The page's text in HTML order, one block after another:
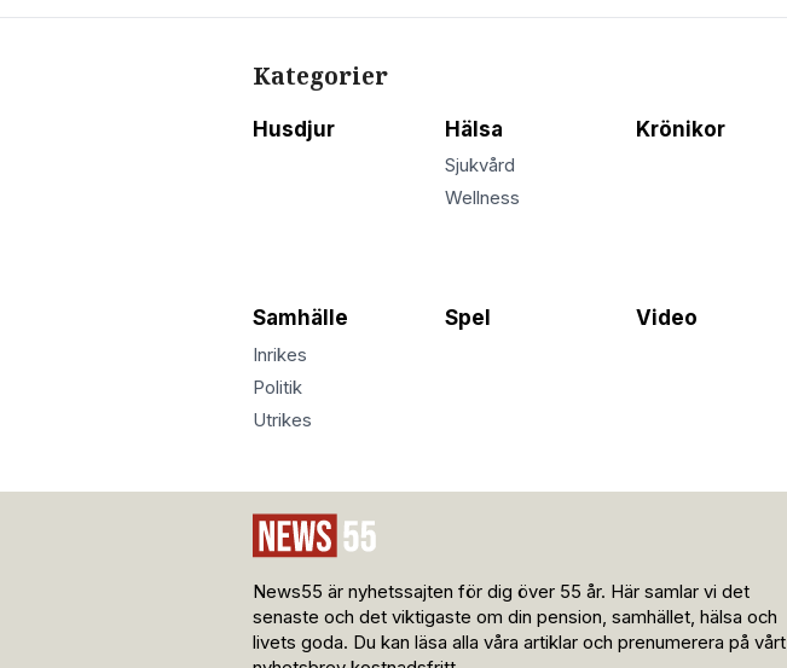
Kategorier
Husdjur Hälsa
Sjukvård
Wellness
Krönikor
Samhälle
Inrikes
Politik
Utrikes
Spel Video
News55 är nyhetssajten för dig över 55 år. Här samlar vi det
senaste och det viktigaste om din pension, samhället, hälsa och
livets goda. Du kan läsa alla våra artiklar och prenumerera på vårt